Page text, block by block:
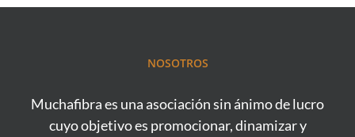
NOSOTROS
Muchafibra es una asociación sin ánimo de lucro
cuyo objetivo es promocionar, dinamizar y